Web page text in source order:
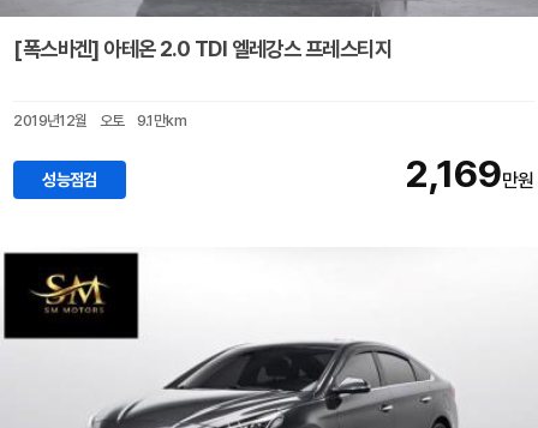
[폭스바겐] 아테온 2.0 TDI 엘레강스 프레스티지
2019년12월 오토 9.1만km
성능점검 2,169만원